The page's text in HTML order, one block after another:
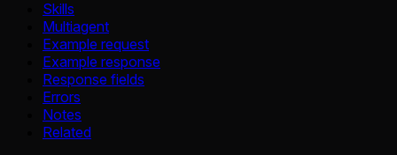
Skills
Multiagent
Example request
Example response
Response fields
Errors
Notes
Related